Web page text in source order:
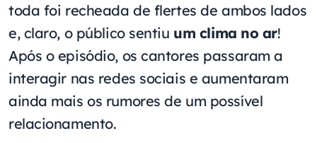
toda foi recheada de flertes de ambos lados
e, claro, o público sentiu um clima no ar!
Após o episódio, os cantores passaram a
interagir nas redes sociais e aumentaram
ainda mais os rumores de um possível
relacionamento.